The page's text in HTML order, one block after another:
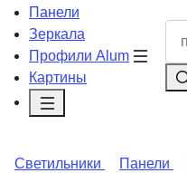
Панели
Зеркала
Профили Alum
Картины
Светильники Панели